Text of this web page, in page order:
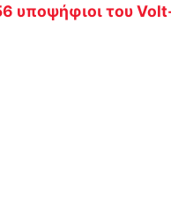
υποψήφιοι του